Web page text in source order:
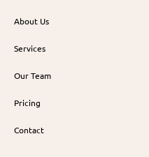
About Us
Services
Our Team
Pricing
Contact